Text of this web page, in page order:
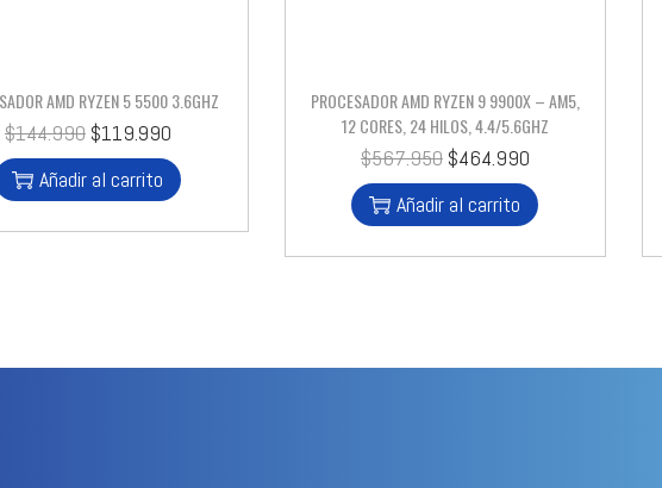
AMD RYZEN 5 5500 3.6GHZ
$144.990 $119.990
Añadir al carrito
PROCESADOR AMD RYZEN 9 9900X – AM5,
12 CORES, 24 HILOS, 4.4/5.6GHZ
$567.950 $464.990
Añadir al carrito